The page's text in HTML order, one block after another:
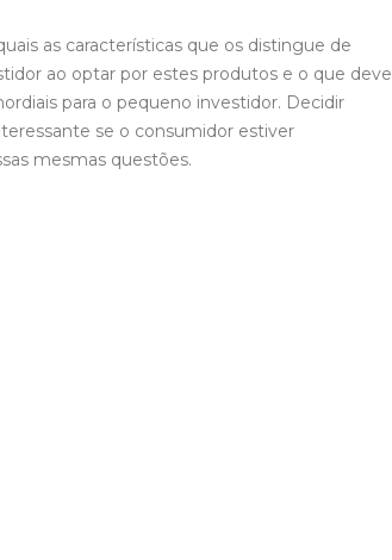
as características que os distingue de
ao optar por estes produtos e o que deve
para o pequeno investidor. Decidir
se o consumidor estiver
mesmas questões.